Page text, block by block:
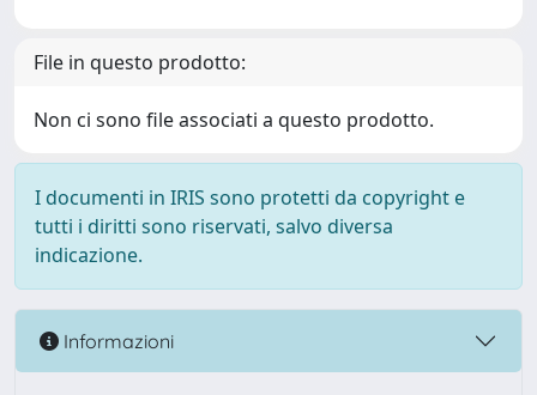
File in questo prodotto:
Non ci sono file associati a questo prodotto.
I documenti in IRIS sono protetti da copyright e
tutti i diritti sono riservati, salvo diversa
indicazione.
Informazioni